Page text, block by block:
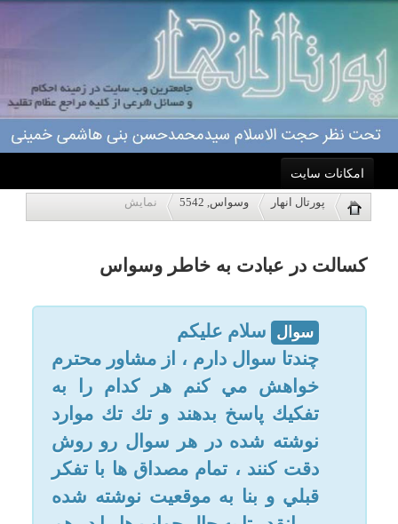
امکانات سایت
خانه
درباره ما
اعمال
ویژه نامه ها
کاربر میهمان
پورتال انهار وسواس, 5542 نمایش
سوال سلام علیکم
خواهش مي كنم هر كدام را به
تفكيك پاسخ بدهند و تك تك موارد
قبلي و بنا به موقعيت نوشته شده
.... انقدر تا به حال جواب ها را در هم
و پيچيده دريافت كردم كه به شدت
سردرگمم :( .... متاسفانه تحقيقاتم
در اين مورد و استخراج احكام
مربوطه هم موثر نبوده و هر منبعي
رو كه مطالعه كردم از جواب هاي
علما بزرگوار به دليل زيادي عالمانه
و سطح بالا بودن پاسخ ها و ساده
نبودن زبان نوشتار كاملا متوجه
نشدم وضعيتم چيه و چه بايد بكنم :(